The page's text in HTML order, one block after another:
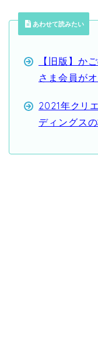
あわせて読みたい
【旧版】か
さま会員が
2021年クリ
ディングス